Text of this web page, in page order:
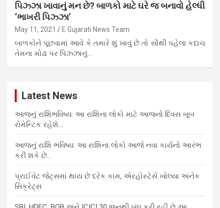
પિઝ્ઝા ખાવાનું મન છે? બાળકો માટે ઘરે જ બનાવો હેલ્ધી
‘ભાખરી પિઝ્ઝા’
May 11, 2021 E Gujarati News Team
બાળકોને પૂછવામાં આવે કે તમારે શું ખાવું છે તો સૌથી પહેલા કદાચ
તેમના મોઢા પર પિઝ્ઝાનું…
Latest News
આજનું રાશિભવિષ્ય: આ રાશિના લોકો માટે આજનો દિવસ ખૂબ
રોમેન્ટિક રહેશે…
આજનું રાશિ ભવિષ્ય: આ રાશિના લોકો આજે નવા કાર્યનો આરંભ
કરી શકે છે…
પ્રાઈવેટ જેટ્સમાં થાય છે દરેક કામ, એરહોસ્ટેસે ખોલ્યા અનેક
સિક્રેટ્સ